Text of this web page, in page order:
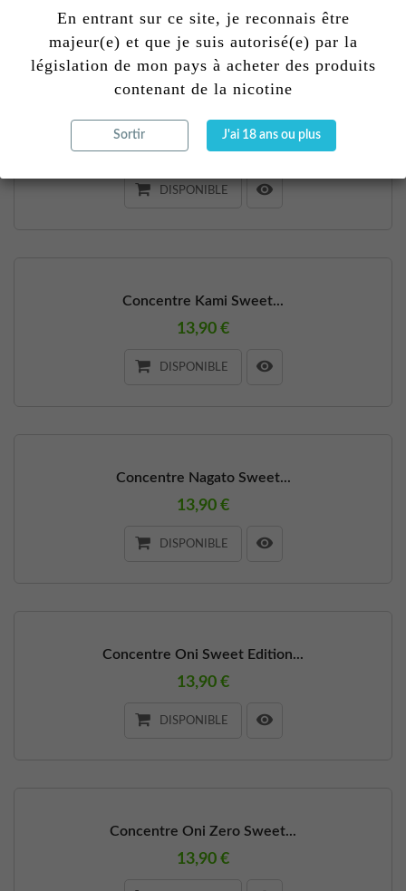
DISPONIBLE
Concentre Jiraya Sweet...
13,90 €
DISPONIBLE
Concentre Kami Sweet...
13,90 €
DISPONIBLE
Concentre Nagato Sweet...
13,90 €
DISPONIBLE
Concentre Oni Sweet Edition...
13,90 €
DISPONIBLE
Concentre Oni Zero Sweet...
13,90 €
En entrant sur ce site, je reconnais être
majeur(e) et que je suis autorisé(e) par la
législation de mon pays à acheter des produits
contenant de la nicotine
Sortir J'ai 18 ans ou plus